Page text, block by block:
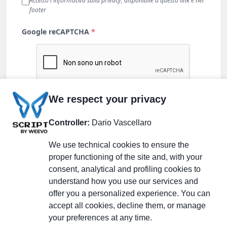
Partecipa alla discussione
Pagina Linkedin
We respect your privacy
Controller: Dario Vascellaro
We use technical cookies to ensure the
proper functioning of the site and, with your
consent, analytical and profiling cookies to
understand how you use our services and
offer you a personalized experience. You can
accept all cookies, decline them, or manage
your preferences at any time.